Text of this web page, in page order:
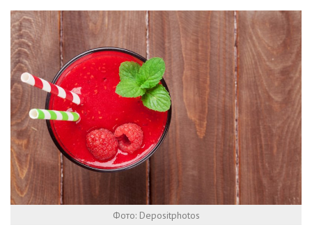
Фото: Depositphotos